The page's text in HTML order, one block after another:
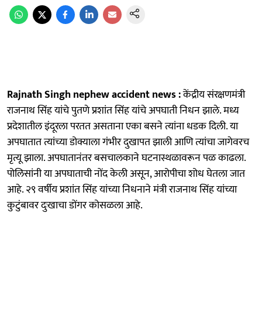
Rajnath Singh nephew accident news :केंद्रीय संरक्षणमंत्री
राजनाथ सिंह यांचे पुतणे प्रशांत सिंह यांचे अपघाती निधन झाले. मध्य
प्रदेशातील इंदूरला परतत असताना एका बसने त्यांना धडक दिली. या
अपघातात त्यांच्या डोक्याला गंभीर दुखापत झाली आणि त्यांचा जागेवरच
मृत्यू झाला. अपघातानंतर बसचालकाने घटनास्थळावरून पळ काढला.
पोलिसांनी या अपघाताची नोंद केली असून, आरोपीचा शोध घेतला जात
आहे. २९ वर्षीय प्रशांत सिंह यांच्या निधनाने मंत्री राजनाथ सिंह यांच्या
कुटुंबावर दुःखाचा डोंगर कोसळला आहे.